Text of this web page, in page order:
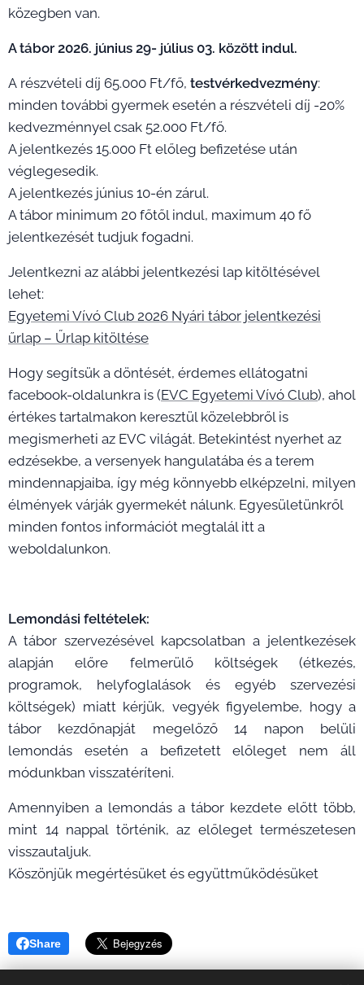
közegben van.
A tábor 2026. június 29- július 03. között indul.
A részvételi díj 65.000 Ft/fő, testvérkedvezmény:
minden további gyermek esetén a részvételi díj -20%
kedvezménnyel csak 52.000 Ft/fő.
A jelentkezés 15.000 Ft előleg befizetése után
véglegesedik.
A jelentkezés június 10-én zárul.
A tábor minimum 20 főtől indul, maximum 40 fő
jelentkezését tudjuk fogadni.
Jelentkezni az alábbi jelentkezési lap kitöltésével
lehet:
Egyetemi Vívó Club 2026 Nyári tábor jelentkezési
űrlap – Űrlap kitöltése
Hogy segítsük a döntését, érdemes ellátogatni
facebook-oldalunkra is (EVC Egyetemi Vívó Club), ahol
értékes tartalmakon keresztül közelebbről is
megismerheti az EVC világát. Betekintést nyerhet az
edzésekbe, a versenyek hangulatába és a terem
mindennapjaiba, így még könnyebb elképzelni, milyen
élmények várják gyermekét nálunk. Egyesületünkről
minden fontos információt megtalál itt a
weboldalunkon.
Lemondási feltételek:
A tábor szervezésével kapcsolatban a jelentkezések
alapján előre felmerülő költségek (étkezés,
programok, helyfoglalások és egyéb szervezési
költségek) miatt kérjük, vegyék figyelembe, hogy a
tábor kezdőnapját megelőző 14 napon belüli
lemondás esetén a befizetett előleget nem áll
módunkban visszatéríteni.
Amennyiben a lemondás a tábor kezdete előtt több,
mint 14 nappal történik, az előleget természetesen
visszautaljuk.
Köszönjük megértésüket és együttműködésüket
Share